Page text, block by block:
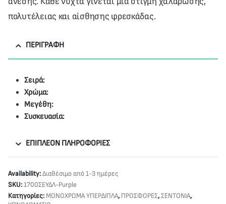
πολυτέλειας και αίσθησης φρεσκάδας.
ΠΕΡΙΓΡΑΦΉ
Σειρά:
Χρώμα:
Μεγέθη:
Συσκευασία:
ΕΠΙΠΛΈΟΝ ΠΛΗΡΟΦΟΡΊΕΣ
Availability:Διαθέσιμο από 1-3 ημέρες
SKU:1700ΣΕΥΔΛ-Purple
Κατηγορίες: ΜΟΝΟΧΡΩΜΑ ΥΠΕΡΔΙΠΛΑ, ΠΡΟΣΦΟΡΕΣ,ΣΕΝΤΟΝΙΑ,